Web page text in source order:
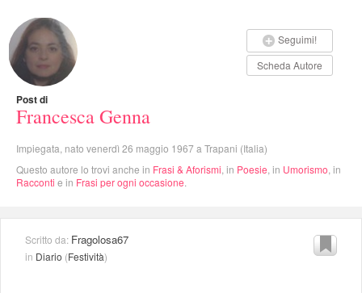
Seguimi!
Scheda Autore
Post di
Francesca Genna
Impiegata, nato venerdì 26 maggio 1967 a Trapani (Italia)
Questo autore lo trovi anche in Frasi & Aforismi , in Poesie , in Umorismo , in
Racconti e in Frasi per ogni occasione
Scritto da: Fragolosa67
in Diario (Festività)